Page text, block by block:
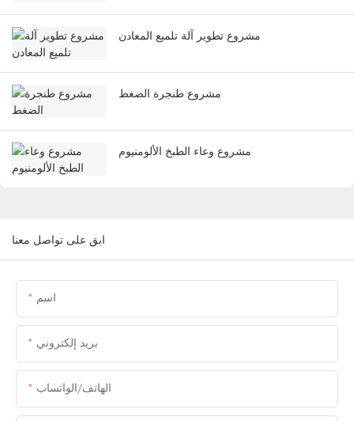
مشروع تطوير آلة تلميع المعادن
مشروع طنجرة الضغط
مشروع وعاء الطبخ الألومنيوم
ابق على تواصل معنا
اسم
بريد إلكتروني
الهاتف/الواتساب